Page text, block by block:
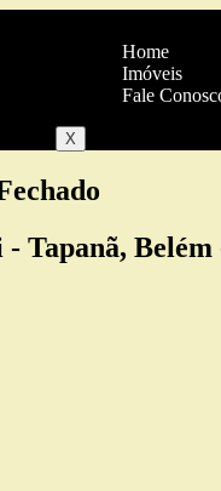
Home
Imóveis
Fale
X
Tapanã, Belém